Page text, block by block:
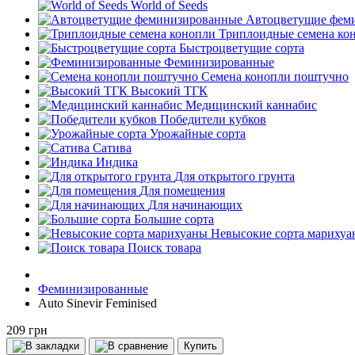
World of Seeds
Автоцветущие
Триплоидные семена
Быстроцветущие сорта
Феминизированные
Семена конопли поштучно
Высокий ТГК
Медицинский каннабис
Победители кубков
Урожайные сорта
Сатива
Индика
Для открытого грунта
Для помещения
Для начинающих
Большие сорта
Невысокие сорта
Поиск товара
Феминизированные
Auto Sinevir Feminised
209 грн
Купить